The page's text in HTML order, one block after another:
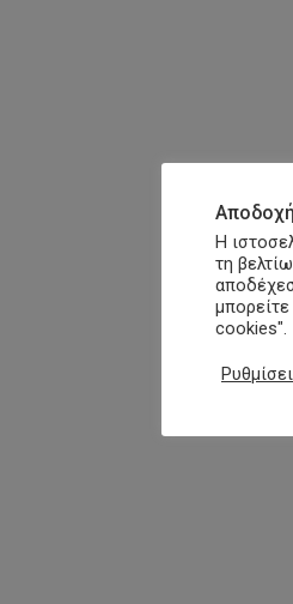
Η
τη
cookies".